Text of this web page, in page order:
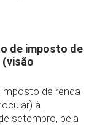
de imposto de
(visão
de renda
à
setembro, pela